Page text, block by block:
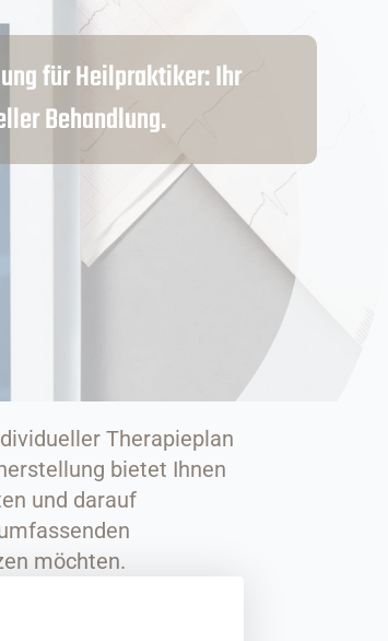
für Heilpraktiker: Ihr
Behandlung.
Therapieplan
bietet Ihnen
und darauf
möchten.